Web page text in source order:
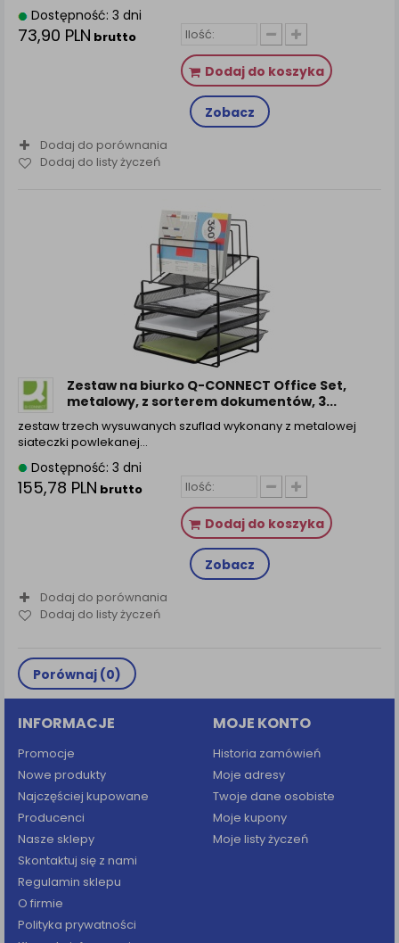
Dostępność: 3 dni
73,90 PLN brutto
Dodaj do koszyka
Zobacz
Dodaj do porównania
Dodaj do listy życzeń
Zestaw na biurko Q-CONNECT Office Set,
metalowy, z sorterem dokumentów, 3...
zestaw trzech wysuwanych szuflad wykonany z metalowej
siateczki powlekanej…
Dostępność: 3 dni
155,78 PLN brutto
Dodaj do koszyka
Zobacz
Dodaj do porównania
Dodaj do listy życzeń
Porównaj (0)
INFORMACJE
Promocje
Nowe produkty
Najczęściej kupowane
Producenci
Nasze sklepy
Skontaktuj się z nami
Regulamin sklepu
O firmie
Polityka prywatności
MOJE KONTO
Historia zamówień
Moje adresy
Twoje dane osobiste
Moje kupony
Moje listy życzeń